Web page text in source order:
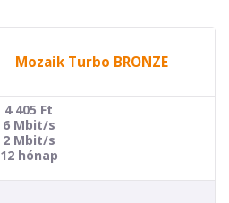
Mozaik Turbo BRONZE
4 405 Ft
6 Mbit/s
2 Mbit/s
12 hónap